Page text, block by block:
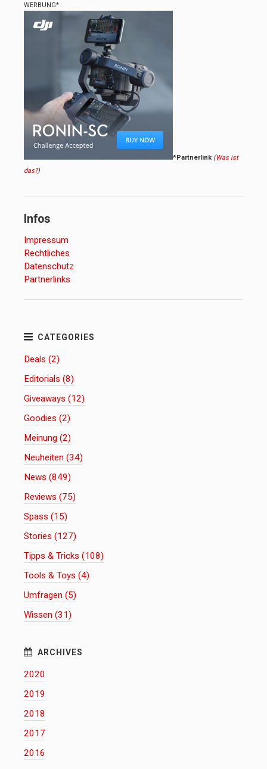
WERBUNG*
*Partnerlink (Was ist
das?)
Infos
Impressum
Rechtliches
Datenschutz
Partnerlinks
Deals (2)
Editorials (8)
Giveaways (12)
Goodies (2)
Meinung (2)
Neuheiten (34)
News (849)
Reviews (75)
Spass (15)
Stories (127)
Tipps & Tricks (108)
Tools & Toys (4)
Umfragen (5)
Wissen (31)
2020
2019
2018
2017
2016